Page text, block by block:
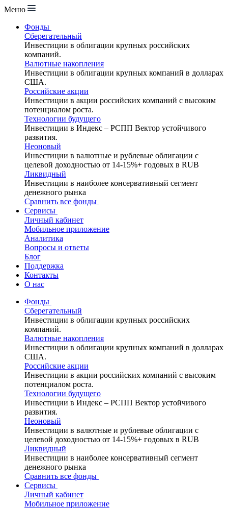
Меню
Фонды
Сберегательный
Инвестиции в облигации крупных российских
компаний.
Валютные накопления
Инвестиции в облигации крупных компаний в долларах
США.
Российские акции
Инвестиции в акции российских компаний с высоким
потенциалом роста.
Технологии будущего
Инвестиции в Индекс – РСПП Вектор устойчивого
развития.
Неоновый
Инвестиции в валютные и рублевые облигации с
целевой доходностью от 14-15%+ годовых в RUB
Ликвидный
Инвестиции в наиболее консервативный сегмент
денежного рынка
Сравнить все фонды
Сервисы
Личный кабинет
Мобильное приложение
Аналитика
Вопросы и ответы
Блог
Поддержка
Контакты
О нас
Фонды
Сберегательный
Инвестиции в облигации крупных российских
компаний.
Валютные накопления
Инвестиции в облигации крупных компаний в долларах
США.
Российские акции
Инвестиции в акции российских компаний с высоким
потенциалом роста.
Технологии будущего
Инвестиции в Индекс – РСПП Вектор устойчивого
развития.
Неоновый
Инвестиции в валютные и рублевые облигации с
целевой доходностью от 14-15%+ годовых в RUB
Ликвидный
Инвестиции в наиболее консервативный сегмент
денежного рынка
Сравнить все фонды
Сервисы
Личный кабинет
Мобильное приложение